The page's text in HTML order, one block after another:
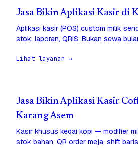
Jasa Bikin Aplikasi Kasir di
Aplikasi kasir (POS) custom milik
stok, laporan, QRIS. Bukan sewa
Lihat layanan →
Jasa Bikin Aplikasi Kasir
Karang Asem
Kasir khusus kedai kopi — modifier
stok bahan, QR order meja, shift